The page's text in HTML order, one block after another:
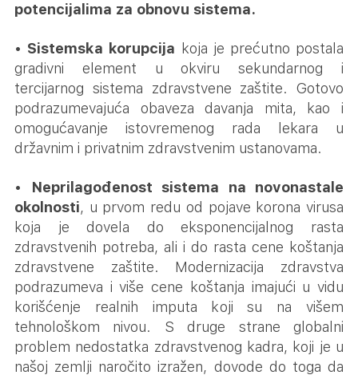
potencijalima za obnovu sistema.
• Sistemska korupcija koja je prećutno postala
gradivni element u okviru sekundarnog i
tercijarnog sistema zdravstvene zaštite. Gotovo
podrazumevajuća obaveza davanja mita, kao i
omogućavanje istovremenog rada lekara u
državnim i privatnim zdravstvenim ustanovama.
•
Neprilagođenost sistema na novonastale
okolnosti, u prvom redu od pojave korona virusa
koja je dovela do eksponencijalnog rasta
zdravstvenih potreba, ali i do rasta cene koštanja
zdravstvene zaštite. Modernizacija zdravstva
podrazumeva i više cene koštanja imajući u vidu
korišćenje realnih imputa koji su na višem
tehnološkom nivou. S druge strane globalni
problem nedostatka zdravstvenog kadra, koji je u
našoj zemlji naročito izražen, dovode do toga da